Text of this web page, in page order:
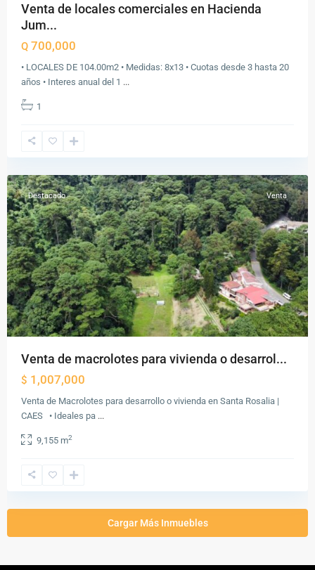
Venta de locales comerciales en Hacienda
Jum...
Q 700,000
• LOCALES DE 104.00m2 • Medidas: 8x13 • Cuotas desde 3 hasta 20
años • Interes anual del 1 ...
1
Carretera
a
El
Salvador
de
Destacado Venta
Venta de macrolotes para vivienda o desarrol...
$ 1,007,000
Venta de Macrolotes para desarrollo o vivienda en Santa Rosalia |
CAES • Ideales pa ...
9,155 m2
Cargar Más Inmuebles